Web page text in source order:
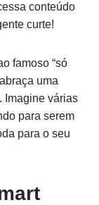
conteúdo
curte!
famoso “só
uma
Imagine várias
para serem
para o seu